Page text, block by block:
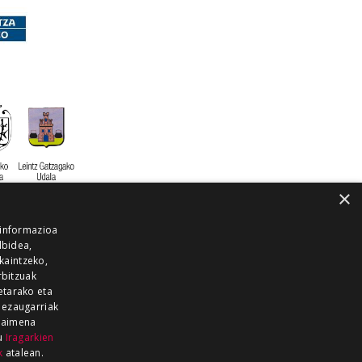
GUKA
×
eta
Iragarkien
atalean.